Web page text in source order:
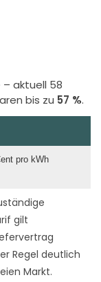
– aktuell 58
bis zu 57 %.
gilt
Regel deutlich
Markt.
pro kWh